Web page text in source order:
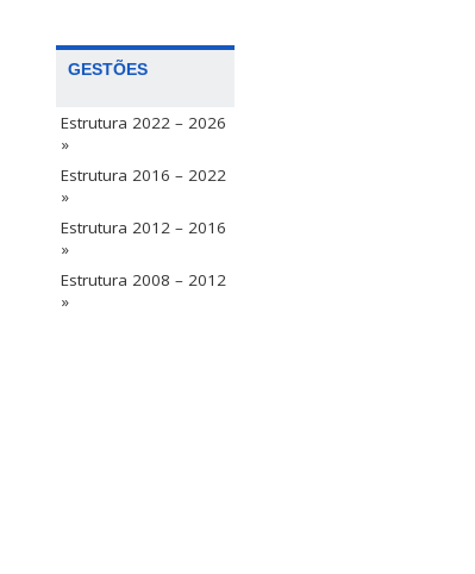
GESTÕES
Estrutura 2022 – 2026
»
Estrutura 2016 – 2022
»
Estrutura 2012 – 2016
»
Estrutura 2008 – 2012
»